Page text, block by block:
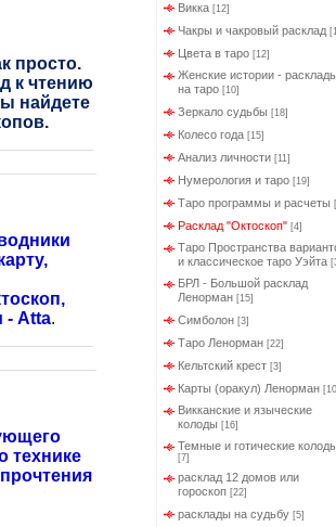
просто.
к чтению
найдете
- Atta.
технике
Викка [12]
Чакры и чакровый расклад
Цвета в таро [12]
Женские истории -
на таро [10]
Зеркало судьбы [18]
Колесо года [15]
Анализ личности [11]
Нумерология и таро [19]
Таро программы и расчеты
Расклад "Октоскоп" [4]
Таро Пространства
и классическое таро Уэйта
БРЛ - Большой расклад
Ленорман [15]
Симболон [3]
Таро Ленорман [22]
Кельтский крест [3]
Карты (оракул) Ленорман
Викканские и языческие
колоды [16]
Темные и готические
[7]
расклад 12 домов или
гороскоп [22]
расклады на судьбу [5]